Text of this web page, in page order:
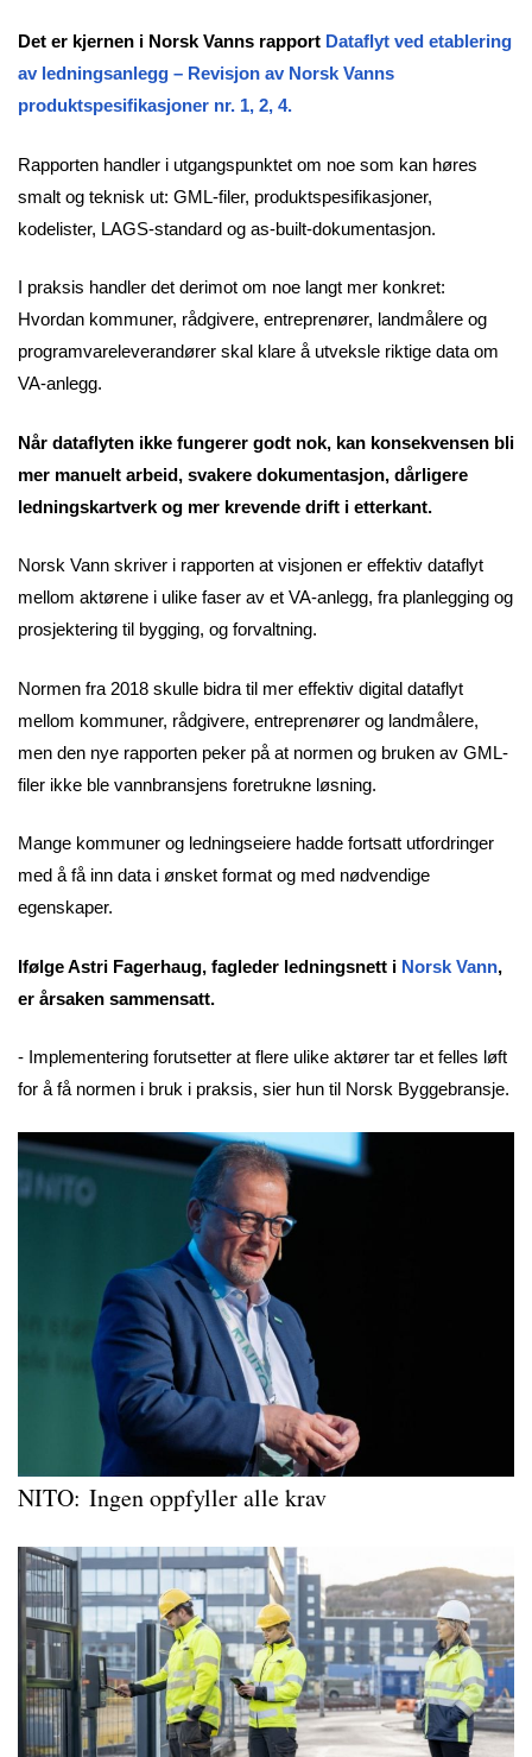
Det er kjernen i Norsk Vanns rapport Dataflyt ved etablering
av ledningsanlegg – Revisjon av Norsk Vanns
produktspesifikasjoner nr. 1, 2, 4.
Rapporten handler i utgangspunktet om noe som kan høres
smalt og teknisk ut: GML-filer, produktspesifikasjoner,
kodelister, LAGS-standard og as-built-dokumentasjon.
I praksis handler det derimot om noe langt mer konkret:
Hvordan kommuner, rådgivere, entreprenører, landmålere og
programvareleverandører skal klare å utveksle riktige data om
VA-anlegg.
Når dataflyten ikke fungerer godt nok, kan konsekvensen bli
mer manuelt arbeid, svakere dokumentasjon, dårligere
ledningskartverk og mer krevende drift i etterkant.
Norsk Vann skriver i rapporten at visjonen er effektiv dataflyt
mellom aktørene i ulike faser av et VA-anlegg, fra planlegging og
prosjektering til bygging, og forvaltning.
Normen fra 2018 skulle bidra til mer effektiv digital dataflyt
mellom kommuner, rådgivere, entreprenører og landmålere,
men den nye rapporten peker på at normen og bruken av GML-
filer ikke ble vannbransjens foretrukne løsning.
Mange kommuner og ledningseiere hadde fortsatt utfordringer
med å få inn data i ønsket format og med nødvendige
egenskaper.
Ifølge Astri Fagerhaug, fagleder ledningsnett i Norsk Vann,
er årsaken sammensatt.
- Implementering forutsetter at flere ulike aktører tar et felles løft
for å få normen i bruk i praksis, sier hun til Norsk Byggebransje.
NITO: Ingen oppfyller alle krav